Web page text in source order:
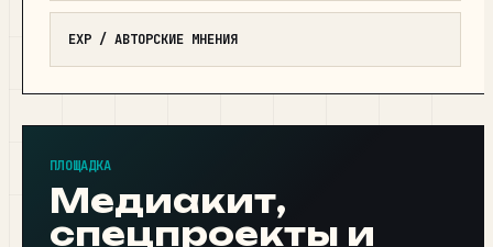
EXP / АВТОРСКИЕ МНЕНИЯ
ПЛОЩАДКА
Медиакит,
спецпроекты и